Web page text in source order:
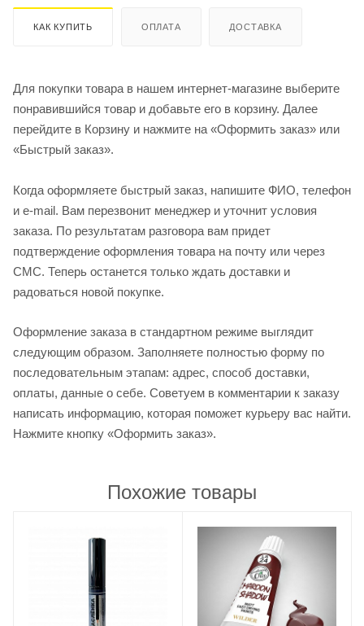
КАК КУПИТЬ ОПЛАТА ДОСТАВКА
Для покупки товара в нашем интернет-магазине выберите
понравившийся товар и добавьте его в корзину. Далее
перейдите в Корзину и нажмите на «Оформить заказ» или
«Быстрый заказ».
Когда оформляете быстрый заказ, напишите ФИО, телефон
и e-mail. Вам перезвонит менеджер и уточнит условия
заказа. По результатам разговора вам придет
подтверждение оформления товара на почту или через
СМС. Теперь останется только ждать доставки и
радоваться новой покупке.
Оформление заказа в стандартном режиме выглядит
следующим образом. Заполняете полностью форму по
последовательным этапам: адрес, способ доставки,
оплаты, данные о себе. Советуем в комментарии к заказу
написать информацию, которая поможет курьеру вас найти.
Нажмите кнопку «Оформить заказ».
Похожие товары